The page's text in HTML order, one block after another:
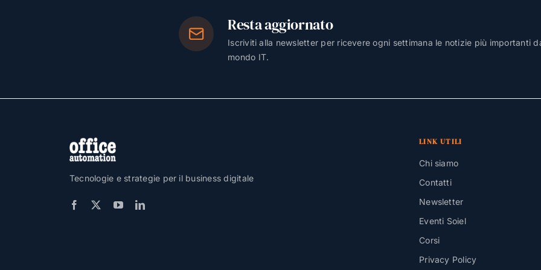
Resta aggiornato
Iscriviti alla newsletter per ricevere ogni settimana le notizie più importanti
mondo IT.
Tecnologie e strategie per il business digitale
LINK UTILI
Chi siamo
Contatti
Newsletter
Eventi Soiel
Corsi
Privacy Policy